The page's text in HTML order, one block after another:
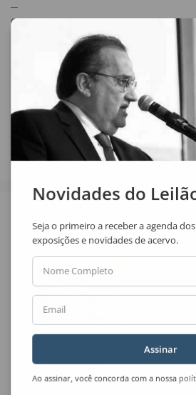
62 x 61 cm
assinatura inf. esq.
Compartilhar
Os Acrobatas
Novidades do
Seja o primeiro a receber a agenda
exposições e novidades de acervo.
Nome Completo
Email
Assinar
Ao assinar, você concorda com a nossa